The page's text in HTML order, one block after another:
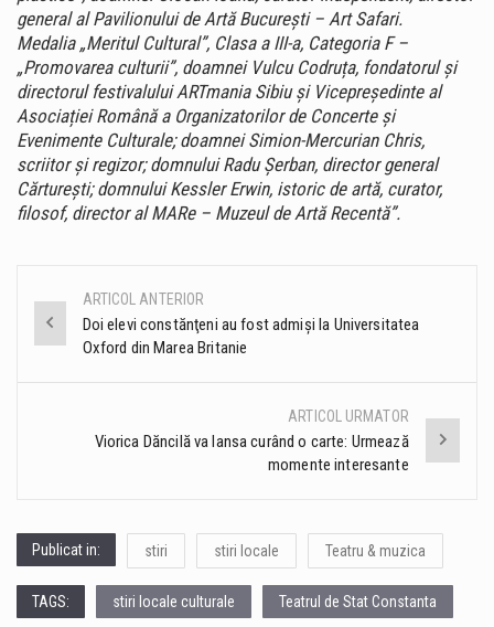
general al Pavilionului de Artă București – Art Safari.
Medalia „Meritul Cultural”, Clasa a III-a, Categoria F –
„Promovarea culturii”, doamnei Vulcu Codruța, fondatorul și
directorul festivalului ARTmania Sibiu și Vicepreședinte al
Asociației Română a Organizatorilor de Concerte și
Evenimente Culturale; doamnei Simion-Mercurian Chris,
scriitor și regizor; domnului Radu Șerban, director general
Cărturești; domnului Kessler Erwin, istoric de artă, curator,
filosof, director al MARe – Muzeul de Artă Recentă”.
Post
navigation
ARTICOL ANTERIOR
Doi elevi constănţeni au fost admişi la Universitatea
Oxford din Marea Britanie
ARTICOL URMATOR
Viorica Dăncilă va lansa curând o carte: Urmează
momente interesante
Publicat in: stiri stiri locale Teatru & muzica
TAGS: stiri locale culturale Teatrul de Stat Constanta